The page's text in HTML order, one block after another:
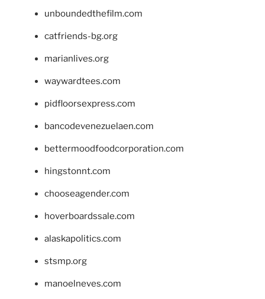
unboundedthefilm.com
catfriends-bg.org
marianlives.org
waywardtees.com
pidfloorsexpress.com
bancodevenezuelaen.com
bettermoodfoodcorporation.com
hingstonnt.com
chooseagender.com
hoverboardssale.com
alaskapolitics.com
stsmp.org
manoelneves.com